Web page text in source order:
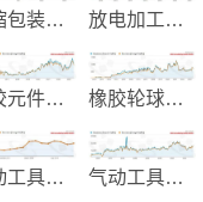
收缩包装机械与材料 放电加工机械
橡胶元件及零件 橡胶轮球制品
气动工具生产 气动工具制造